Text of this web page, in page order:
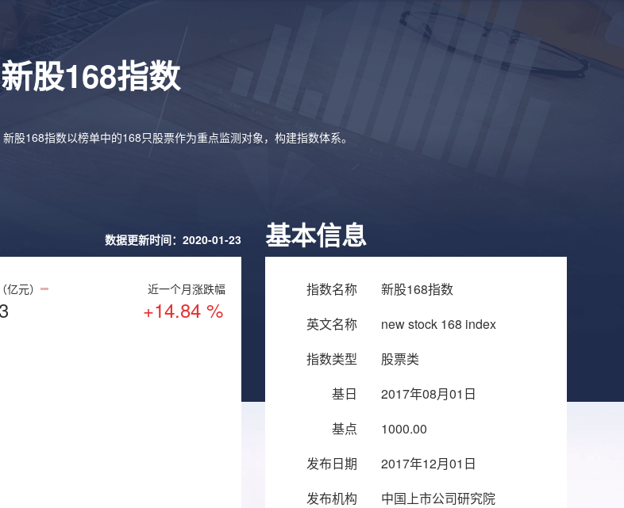
新股168指数
股168指数以榜单中的168只股票作为重点监测对象，构建指数体系。
数据更新时间：2020-01-23
元） 近一个月涨跌幅
+14.84 %
基本信息
指数名称
新股168指数
英文名称
new stock 168 index
指数类型
股票类
基日
2017年08月01日
基点
1000.00
发布日期
2017年12月01日
发布机构
中国上市公司研究院